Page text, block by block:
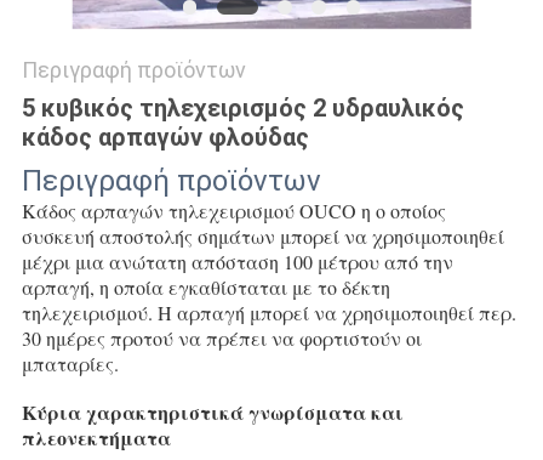
Περιγραφή προϊόντων
5 κυβικός τηλεχειρισμός 2 υδραυλικός
κάδος αρπαγών φλούδας
Περιγραφή προϊόντων
Κάδος αρπαγών τηλεχειρισμού OUCO η ο οποίος
συσκευή αποστολής σημάτων μπορεί να χρησιμοποιηθεί
μέχρι μια ανώτατη απόσταση 100 μέτρου από την
αρπαγή, η οποία εγκαθίσταται με το δέκτη
τηλεχειρισμού. Η αρπαγή μπορεί να χρησιμοποιηθεί περ.
30 ημέρες προτού να πρέπει να φορτιστούν οι
μπαταρίες.
Κύρια χαρακτηριστικά γνωρίσματα και
πλεονεκτήματα